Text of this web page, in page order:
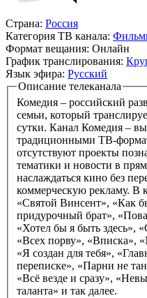
Страна: Россия
Категория ТВ канала:
Формат вещания: Онлайн
График транслирования:
Язык эфира: Русский
Описание телеканала
Комедия – российский
семьи, который
сутки. Канал Комедия –
традиционными ТВ-
отсутствуют проекты
тематики и новости в
наслаждаться кино без
коммерческую рекламу.
«Святой Винсент», «Как
придурочный брат»,
«Хотел бы я быть здесь»,
«Всех порву», «Вписка»,
«Я создан для тебя»,
переписке», «Парни не
«Всё везде и сразу»,
таланта» и так далее.